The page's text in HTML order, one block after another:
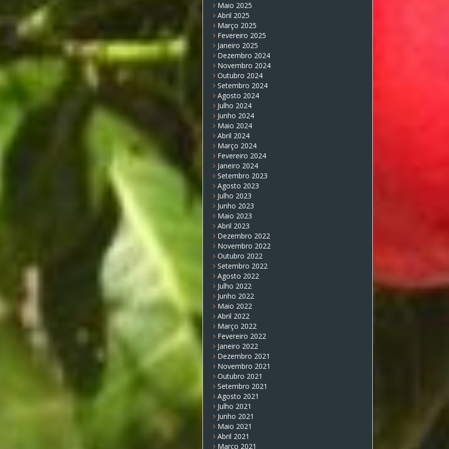
Maio 2025
Abril 2025
Março 2025
Fevereiro 2025
Janeiro 2025
Dezembro 2024
Novembro 2024
Outubro 2024
Setembro 2024
Agosto 2024
Julho 2024
Junho 2024
Maio 2024
Abril 2024
Março 2024
Fevereiro 2024
Janeiro 2024
Setembro 2023
Agosto 2023
Julho 2023
Junho 2023
Maio 2023
Abril 2023
Dezembro 2022
Novembro 2022
Outubro 2022
Setembro 2022
Agosto 2022
Julho 2022
Junho 2022
Maio 2022
Abril 2022
Março 2022
Fevereiro 2022
Janeiro 2022
Dezembro 2021
Novembro 2021
Outubro 2021
Setembro 2021
Agosto 2021
Julho 2021
Junho 2021
Maio 2021
Abril 2021
Março 2021